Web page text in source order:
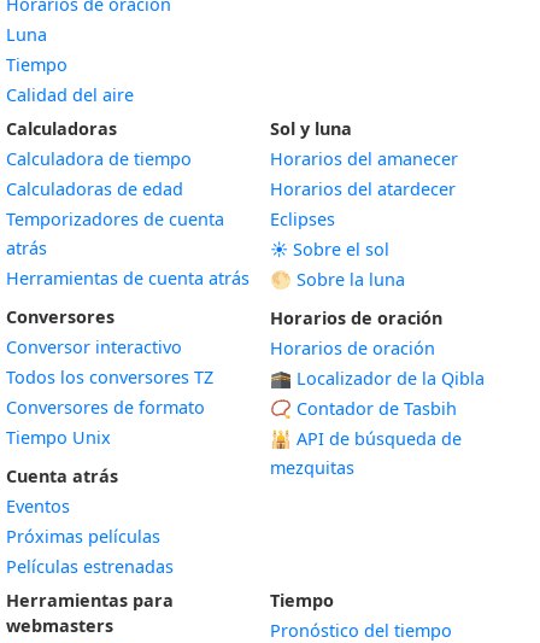
Luna
Tiempo
Calidad del aire
Calculadoras
Calculadora de tiempo
Calculadoras de edad
Temporizadores de cuenta
atrás
Herramientas de cuenta atrás
Conversores
Conversor interactivo
Todos los conversores TZ
Conversores de formato
Tiempo Unix
Cuenta atrás
Eventos
Próximas películas
Películas estrenadas
Sol y luna
Horarios del amanecer
Horarios del atardecer
Eclipses
☀️ Sobre el sol
🌕 Sobre la luna
Horarios de oración
Horarios de oración
🕋 Localizador de la Qibla
📿 Contador de Tasbih
🕌 API de búsqueda de
mezquitas
Herramientas para
webmasters
Tiempo
Pronóstico del tiempo